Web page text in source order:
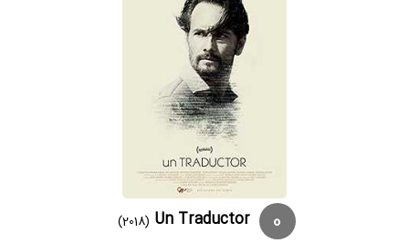
0
Un Traductor
(2018)